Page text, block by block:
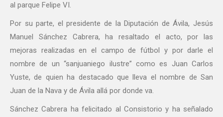
al parque Felipe VI.
Por su parte, el presidente de la Diputación de Ávila, Jesús
Manuel Sánchez Cabrera, ha resaltado el acto, por las
mejoras realizadas en el campo de fútbol y por darle el
nombre de un “sanjuaniego ilustre” como es Juan Carlos
Yuste, de quien ha destacado que lleva el nombre de San
Juan de la Nava y de Ávila allá por donde va.
Sánchez Cabrera ha felicitado al Consistorio y ha señalado